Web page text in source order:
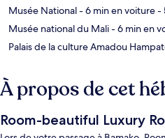
Musée National- 6 min en voiture-
Musée national du Mali- 6 min en
Palais de la culture Amadou
À propos de cet
Room-beautiful Luxury